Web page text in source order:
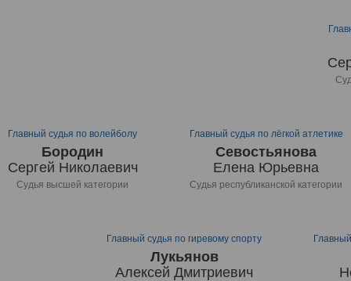
Главный судья по волейболу
Бородин
Сергей Николаевич
Судья высшей категории
Главный судья по лёгкой атлетике
Севостьянова
Елена Юрьевна
Судья республиканской категории
Главный судья по гиревому спорту
Лукьянов
Алексей Дмитриевич